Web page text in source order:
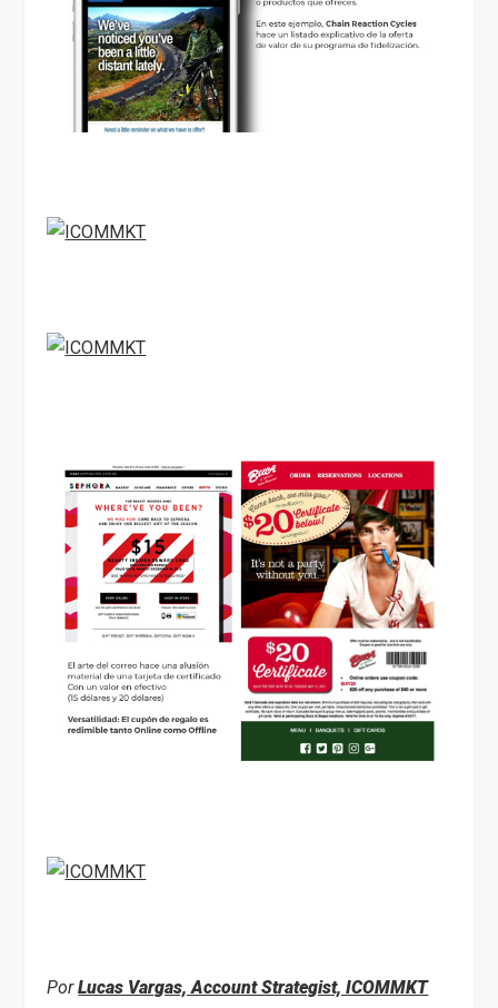
PorLucas Vargas, Account Strategist, ICOMMKT